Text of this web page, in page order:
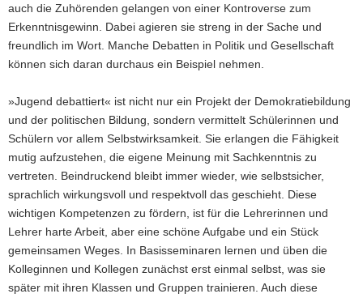
auch die Zuhörenden gelangen von einer Kontroverse zum
Erkenntnisgewinn. Dabei agieren sie streng in der Sache und
freundlich im Wort. Manche Debatten in Politik und Gesellschaft
können sich daran durchaus ein Beispiel nehmen.
»Jugend debattiert« ist nicht nur ein Projekt der Demokratiebildung
und der politischen Bildung, sondern vermittelt Schülerinnen und
Schülern vor allem Selbstwirksamkeit. Sie erlangen die Fähigkeit
mutig aufzustehen, die eigene Meinung mit Sachkenntnis zu
vertreten. Beindruckend bleibt immer wieder, wie selbstsicher,
sprachlich wirkungsvoll und respektvoll das geschieht. Diese
wichtigen Kompetenzen zu fördern, ist für die Lehrerinnen und
Lehrer harte Arbeit, aber eine schöne Aufgabe und ein Stück
gemeinsamen Weges. In Basisseminaren lernen und üben die
Kolleginnen und Kollegen zunächst erst einmal selbst, was sie
später mit ihren Klassen und Gruppen trainieren. Auch diese